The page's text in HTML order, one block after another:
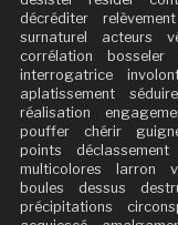
décréditer
relèvement
surnaturel
acteurs
corrélation
bosseler
interrogatrice
aplatissement
séduire
réalisation
pouffer
chérir
points
déclassement
multicolores
larron
boules
dessus
précipitations